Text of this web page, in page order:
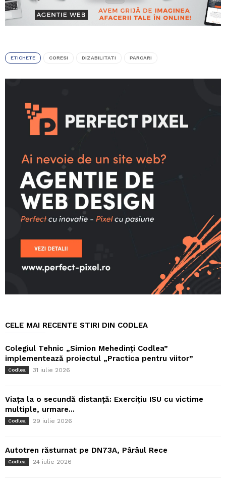
ETICHETE CORESI DIZABILITATI PARCARI
CELE MAI RECENTE STIRI DIN CODLEA
Colegiul Tehnic „Simion Mehedinți Codlea”
implementează proiectul „Practica pentru viitor”
Codlea 31 iulie 2026
Viața la o secundă distanță: Exercițiu ISU cu victime
multiple, urmare...
Codlea 29 iulie 2026
Autotren răsturnat pe DN73A, Pârâul Rece
Codlea 24 iulie 2026